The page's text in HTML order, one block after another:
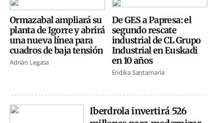
Ormazabal ampliará su
planta de Igorre y abrirá
una nueva línea para
cuadros de baja tensión
Adrián Legasa
De GES a Papresa: el
segundo rescate
industrial de CL Grupo
Industrial en Euskadi
en 10 años
Endika Santamaria
Iberdrola invertirá 526